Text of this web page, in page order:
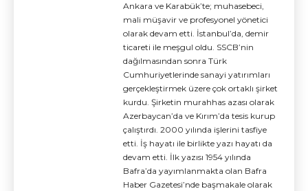
Ankara ve Karabük’te; muhasebeci,
mali müşavir ve profesyonel yönetici
olarak devam etti. İstanbul’da, demir
ticareti ile meşgul oldu. SSCB’nin
dağılmasından sonra Türk
Cumhuriyetlerinde sanayi yatırımları
gerçekleştirmek üzere çok ortaklı şirket
kurdu. Şirketin murahhas azası olarak
Azerbaycan’da ve Kırım’da tesis kurup
çalıştırdı. 2000 yılında işlerini tasfiye
etti. İş hayatı ile birlikte yazı hayatı da
devam etti. İlk yazısı 1954 yılında
Bafra’da yayımlanmakta olan Bafra
Haber Gazetesi’nde başmakale olarak